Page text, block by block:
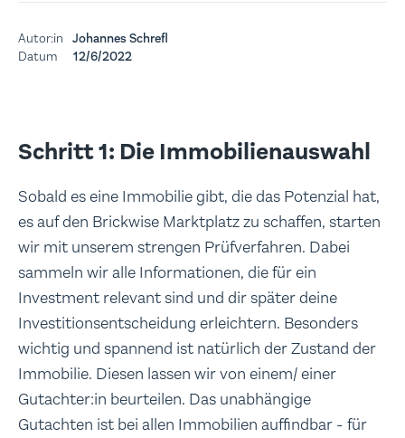
Autor:in Johannes Schrefl
Datum
12/6/2022
Schritt 1: Die Immobilienauswahl
Sobald es eine Immobilie gibt, die das Potenzial hat,
es auf den Brickwise Marktplatz zu schaffen, starten
wir mit unserem strengen Prüfverfahren. Dabei
sammeln wir alle Informationen, die für ein
Investment relevant sind und dir später deine
Investitionsentscheidung erleichtern. Besonders
wichtig und spannend ist natürlich der Zustand der
Immobilie. Diesen lassen wir von einem/ einer
Gutachter:in beurteilen. Das unabhängige
Gutachten ist bei allen Immobilien auffindbar - für